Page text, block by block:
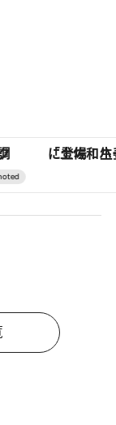
の味 ヴァシュロン・コンスタンタ